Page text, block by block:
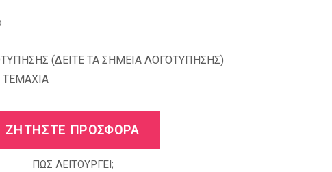
(ΔΕΙΤΕ ΤΑ ΣΗΜΕΙΑ ΛΟΓΟΤΥΠΗΣΗΣ)
ΖΗΤΗΣΤΕ ΠΡΟΣΦΟΡΑ
ΠΩΣ ΛΕΙΤΟΥΡΓΕΙ;